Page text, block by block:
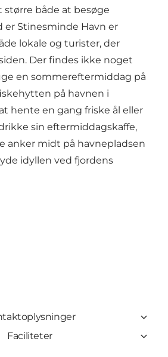
større både at besøge
er Stinesminde Havn er
lokale og turister, der
Der findes ikke noget
en sommereftermiddag på
på havnen i
hente en gang friske ål eller
sin eftermiddagskaffe,
anker midt på havnepladsen
idyllen ved fjordens
Faciliteter